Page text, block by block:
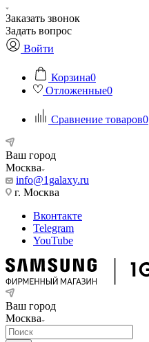
Заказать звонок
Задать вопрос
Войти
Корзина0
Отложенные0
Сравнение товаров0
Ваш город
Москва
info@1galaxy.ru
г. Москва
Вконтакте
Telegram
YouTube
Ваш город
Москва